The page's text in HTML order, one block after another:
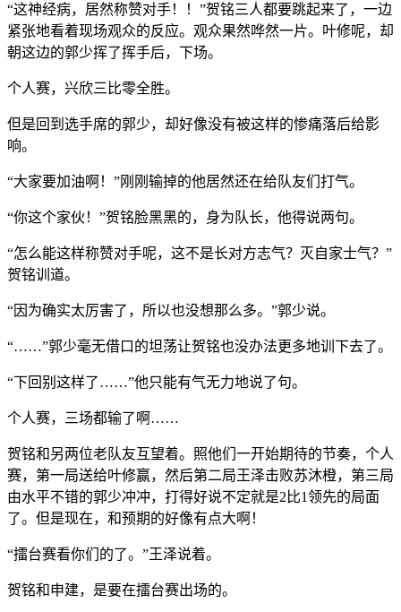
“这神经病，居然称赞对手！！”贺铭三人都要跳起来了，一边
紧张地看着现场观众的反应。观众果然哗然一片。叶修呢，却
朝这边的郭少挥了挥手后，下场。
个人赛，兴欣三比零全胜。
但是回到选手席的郭少，却好像没有被这样的惨痛落后给影
响。
“大家要加油啊！”刚刚输掉的他居然还在给队友们打气。
“你这个家伙！”贺铭脸黑黑的，身为队长，他得说两句。
“怎么能这样称赞对手呢，这不是长对方志气？灭自家士气？”
贺铭训道。
“因为确实太厉害了，所以也没想那么多。”郭少说。
“……”郭少毫无借口的坦荡让贺铭也没办法更多地训下去了。
“下回别这样了……”他只能有气无力地说了句。
个人赛，三场都输了啊……
贺铭和另两位老队友互望着。照他们一开始期待的节奏，个人
赛，第一局送给叶修赢，然后第二局王泽击败苏沐橙，第三局
由水平不错的郭少冲冲，打得好说不定就是2比1领先的局面
了。但是现在，和预期的好像有点大啊！
“擂台赛看你们的了。”王泽说着。
贺铭和申建，是要在擂台赛出场的。